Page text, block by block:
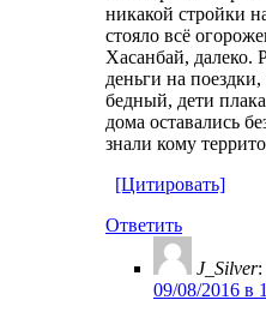
никакой стройки
стояло всё
Хасанбай, далеко.
деньги на
бедный, дети
дома оставались
знали кому
[Цитировать]
Ответить
J_Silver:
09/08/2016 в